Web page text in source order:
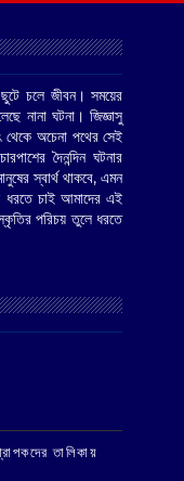
চলে জীবন। সময়ের
নানা ঘটনা। জিজ্ঞাসু
অচেনা পথের সেই
দৈনন্দিন ঘটনার
স্বার্থ থাকবে, এমন
চাই আমাদের এই
পরিচয় তুলে ধরতে
তালিকায়